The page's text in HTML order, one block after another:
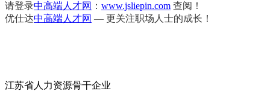
请登录中高端人才网 ： www.jsliepin.com 查阅！
优仕达中高端人才网 — 更关注职场人士的成长！
江苏省人力资源骨干企业